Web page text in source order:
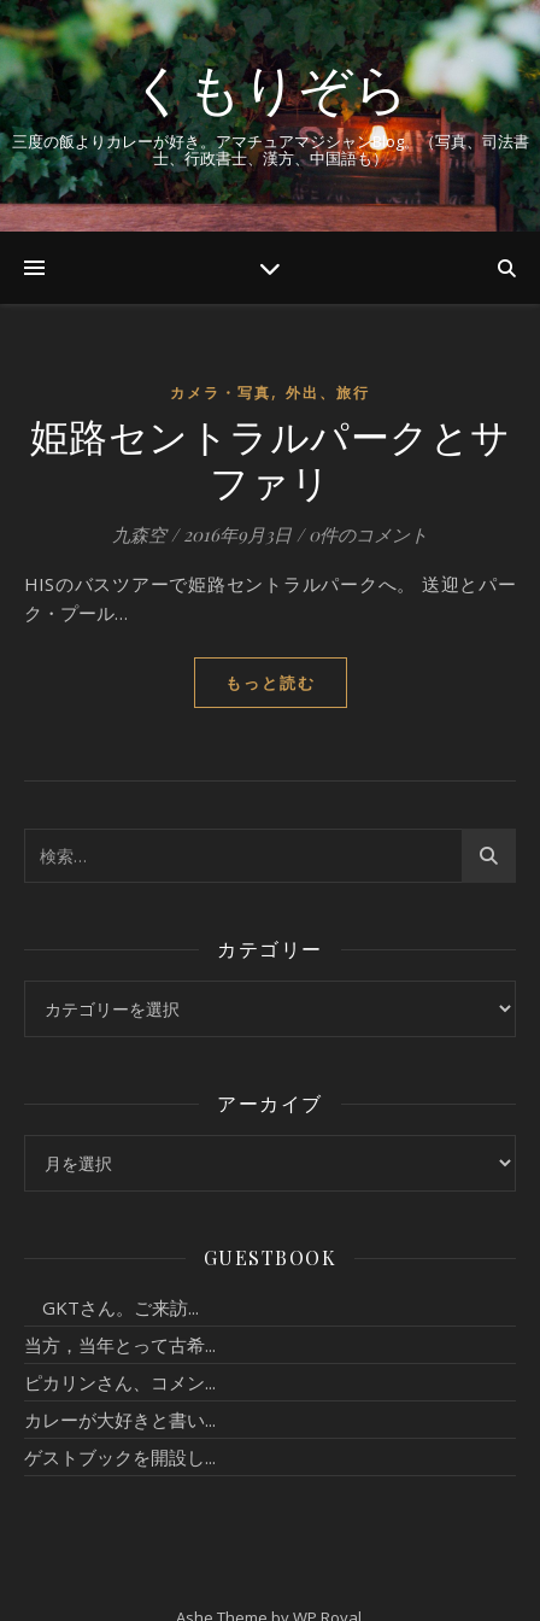
くもりぞら
三度の飯よりカレーが好き。アマチュアマジシャンBlog。（写真、司法書
士、行政書士、漢方、中国語も）
カメラ・写真, 外出、旅行
姫路セントラルパークとサ
ファリ
九森空 / 2016年9月3日 / 0件のコメント
HISのバスツアーで姫路セントラルパークへ。 送迎とパー
ク・プール…
もっと読む
カテゴリー
アーカイブ
GUESTBOOK
GKTさん。ご来訪...
当方，当年とって古希...
ピカリンさん、コメン...
カレーが大好きと書い...
ゲストブックを開設し...